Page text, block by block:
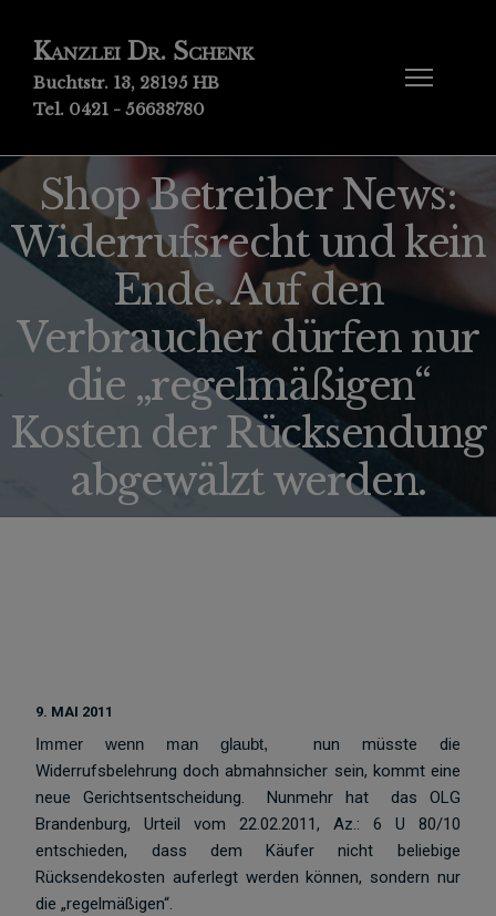
Kanzlei Dr. Schenk
Buchtstr. 13, 28195 HB
Tel. 0421 - 56638780
Shop Betreiber News:
Widerrufsrecht und kein
Ende. Auf den
Verbraucher dürfen nur
die „regelmäßigen“
Kosten der Rücksendung
abgewälzt werden.
9. MAI 2011
Immer wenn man glaubt, nun müsste die
Widerrufsbelehrung doch abmahnsicher sein, kommt eine
neue Gerichtsentscheidung. Nunmehr hat das OLG
Brandenburg, Urteil vom 22.02.2011, Az.: 6 U 80/10
entschieden, dass dem Käufer nicht beliebige
Rücksendekosten auferlegt werden können, sondern nur
die „regelmäßigen“.